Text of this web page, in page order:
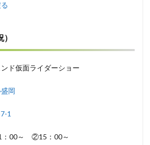
ド仮面ライダーショー
岡
1
：00～ ②15：00～